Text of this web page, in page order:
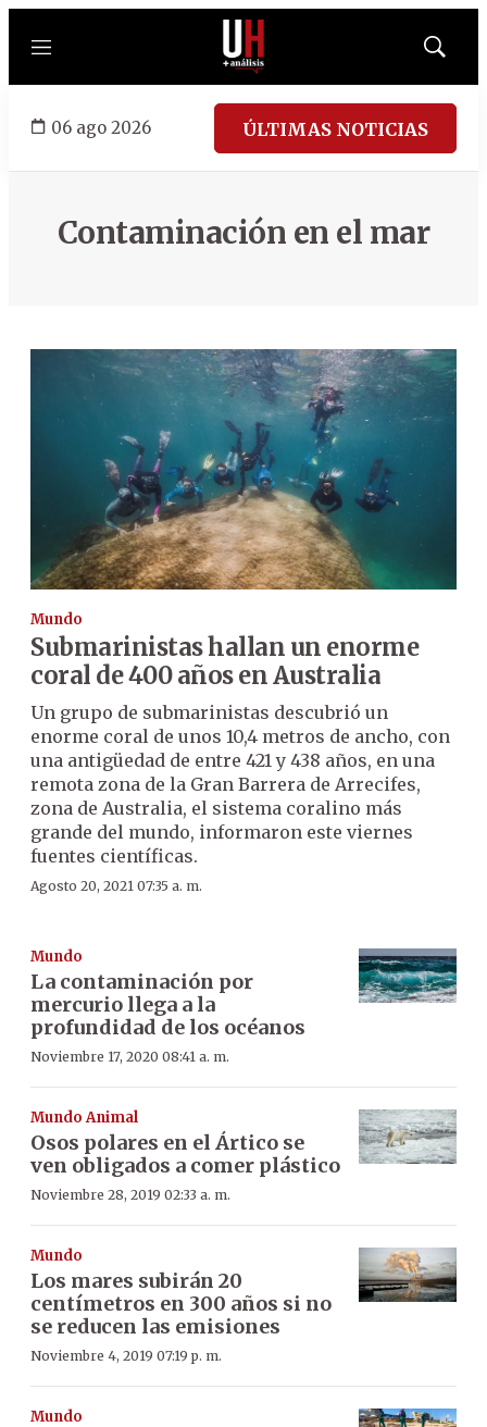
Menú
Mostrar
06 ago 2026 ÚLTIMAS NOTICIAS
Contaminación en el mar
Mundo
Submarinistas hallan un enorme
coral de 400 años en Australia
Un grupo de submarinistas descubrió un
enorme coral de unos 10,4 metros de ancho, con
una antigüedad de entre 421 y 438 años, en una
remota zona de la Gran Barrera de Arrecifes,
zona de Australia, el sistema coralino más
grande del mundo, informaron este viernes
fuentes científicas.
Agosto 20, 2021 07:35 a. m.
Mundo
La contaminación por
mercurio llega a la
profundidad de los océanos
Noviembre 17, 2020 08:41 a. m.
Mundo Animal
Osos polares en el Ártico se
ven obligados a comer plástico
Noviembre 28, 2019 02:33 a. m.
Mundo
Los mares subirán 20
centímetros en 300 años si no
se reducen las emisiones
Noviembre 4, 2019 07:19 p. m.
Mundo